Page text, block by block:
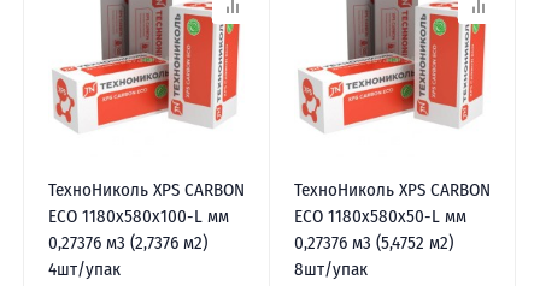
ТехноНиколь XPS CARBON
ECO 1180х580х100-L мм
0,27376 м3 (2,7376 м2)
4шт/упак
ТехноНиколь XPS CARBON
ECO 1180х580х50-L мм
0,27376 м3 (5,4752 м2)
8шт/упак